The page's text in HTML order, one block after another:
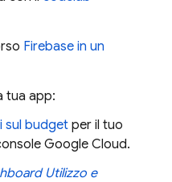
Firebase in un
tua app:
sul budget per il tuo
Google Cloud.
Utilizzo e